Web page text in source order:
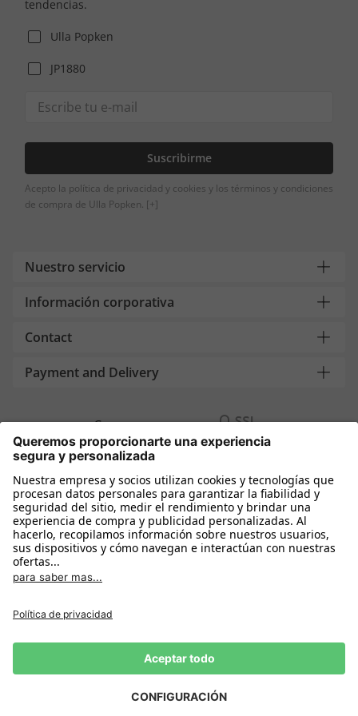
tendencias.
Ulla Popken
JP1880
Suscribirme
Acepto la política de privacidad y cookies y los términos y condiciones
de compra de Ulla Popken. [+]
Nuestro servicio
Información corporativa
Contact
Payment and Delivery
Compra segura con
Más tiendas online
España
Condiciones Compra
Declarar el desistimiento
Aviso Legal
Configuración de cookies